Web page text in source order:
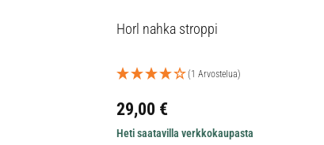
Horl nahka stroppi
(1 Arvostelua)
29,00 €
Heti saatavilla verkkokaupasta